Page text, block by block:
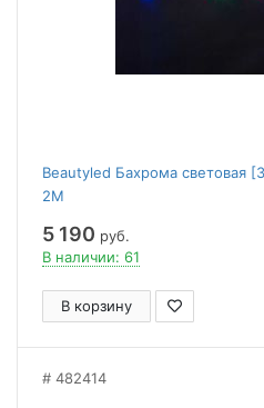
Beautyled Бахрома световая
2M
5 190 руб.
В наличии: 61
В корзину
482414